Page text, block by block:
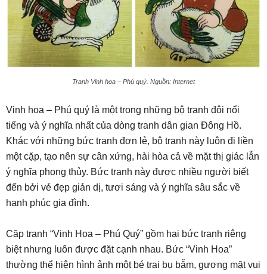
Tranh Vinh hoa – Phú quý. Nguồn: Internet
Vinh hoa – Phú quý là một trong những bộ tranh đôi nổi
tiếng và ý nghĩa nhất của dòng tranh dân gian Đông Hồ.
Khác với những bức tranh đơn lẻ, bộ tranh này luôn đi liền
một cặp, tạo nên sự cân xứng, hài hòa cả về mặt thị giác lẫn
ý nghĩa phong thủy. Bức tranh này được nhiều người biết
đến bởi vẻ đẹp giản dị, tươi sáng và ý nghĩa sâu sắc về
hạnh phúc gia đình.
Cặp tranh “Vinh Hoa – Phú Quý” gồm hai bức tranh riêng
biệt nhưng luôn được đặt cạnh nhau. Bức “Vinh Hoa”
thường thể hiện hình ảnh một bé trai bụ bẫm, gương mặt vui